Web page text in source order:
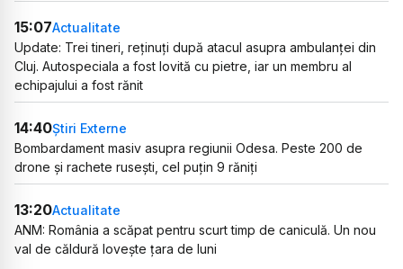
15:07Actualitate
Update: Trei tineri, reținuți după atacul asupra ambulanței din
Cluj. Autospeciala a fost lovită cu pietre, iar un membru al
echipajului a fost rănit
14:40Știri Externe
Bombardament masiv asupra regiunii Odesa. Peste 200 de
drone și rachete rusești, cel puțin 9 răniți
13:20Actualitate
ANM: România a scăpat pentru scurt timp de caniculă. Un nou
val de căldură lovește țara de luni